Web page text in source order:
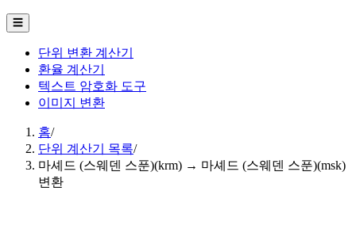
☰
단위 변환 계산기
환율 계산기
텍스트 암호화 도구
이미지 변환
홈/
단위 계산기 목록/
마셰드 (스웨덴 스푼)(krm) → 마셰드 (스웨덴 스푼)(msk)
변환